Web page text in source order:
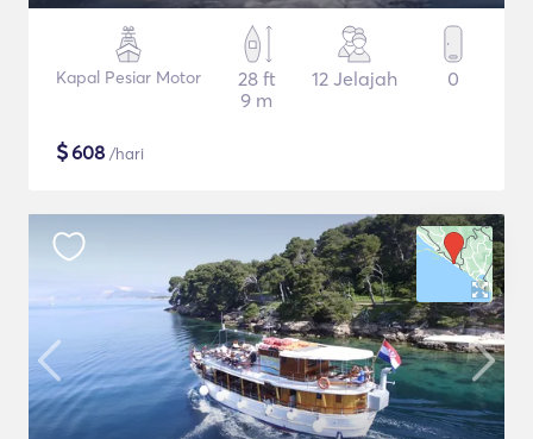
Kapal Pesiar Motor
28 ft
9 m
12 Jelajah 0
$608 /hari